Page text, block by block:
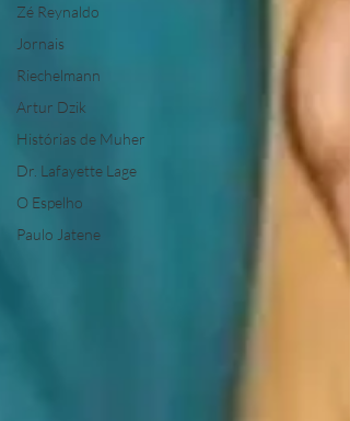
Zé Reynaldo
Jornais
Riechelmann
Artur Dzik
Histórias de Muher
Dr. Lafayette Lage
O Espelho
Paulo Jatene